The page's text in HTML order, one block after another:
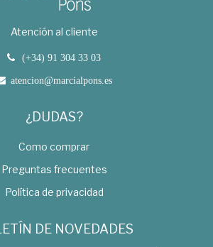
Atención al cliente
(+34) 91 304 33 03
atencion@marcialpons.es
¿DUDAS?
Como comprar
Preguntas frecuentes
Política de privacidad
DE NOVEDADES